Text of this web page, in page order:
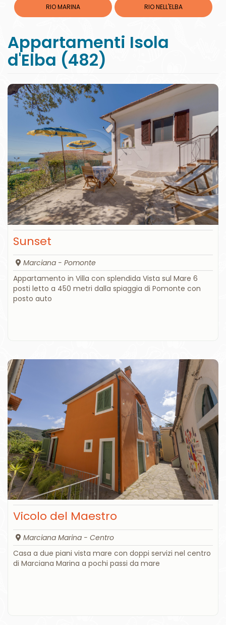
RIO MARINA RIO NELL'ELBA
Appartamenti Isola
d'Elba (482)
Sunset
Marciana - Pomonte
Appartamento in Villa con splendida Vista sul Mare 6
posti letto a 450 metri dalla spiaggia di Pomonte con
posto auto
Vicolo del Maestro
Marciana Marina - Centro
Casa a due piani vista mare con doppi servizi nel centro
di Marciana Marina a pochi passi da mare